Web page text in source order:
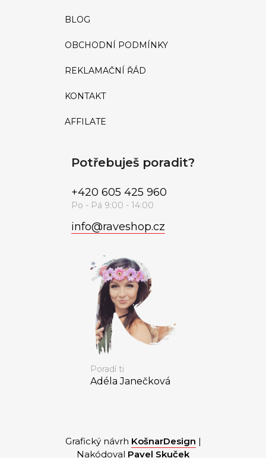
BLOG
OBCHODNÍ PODMÍNKY
REKLAMAČNÍ ŘÁD
KONTAKT
AFFILATE
Potřebuješ poradit?
info@raveshop.cz
+420 605 425 960
Poradí ti
Adéla Janečková
Grafický návrh KošnarDesign |
Nakódoval Pavel Skuček